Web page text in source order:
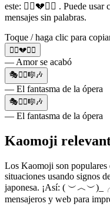
este: 🙍‍♂️💔🙍‍♀️ . Puede
mensajes sin palabras.
Toque / haga clic para
🙍‍♂️💔🙍‍♀️
— Amor se acabó
🎭🙍‍♂️🎼🎶
— El fantasma de la ópera
🎭🙍‍♂️🎼🎶
— El fantasma de la ópera
Kaomoji
Los Kaomoji son populares
situaciones usando signos
japonesa. ¡Así: (
mensajeros y web para